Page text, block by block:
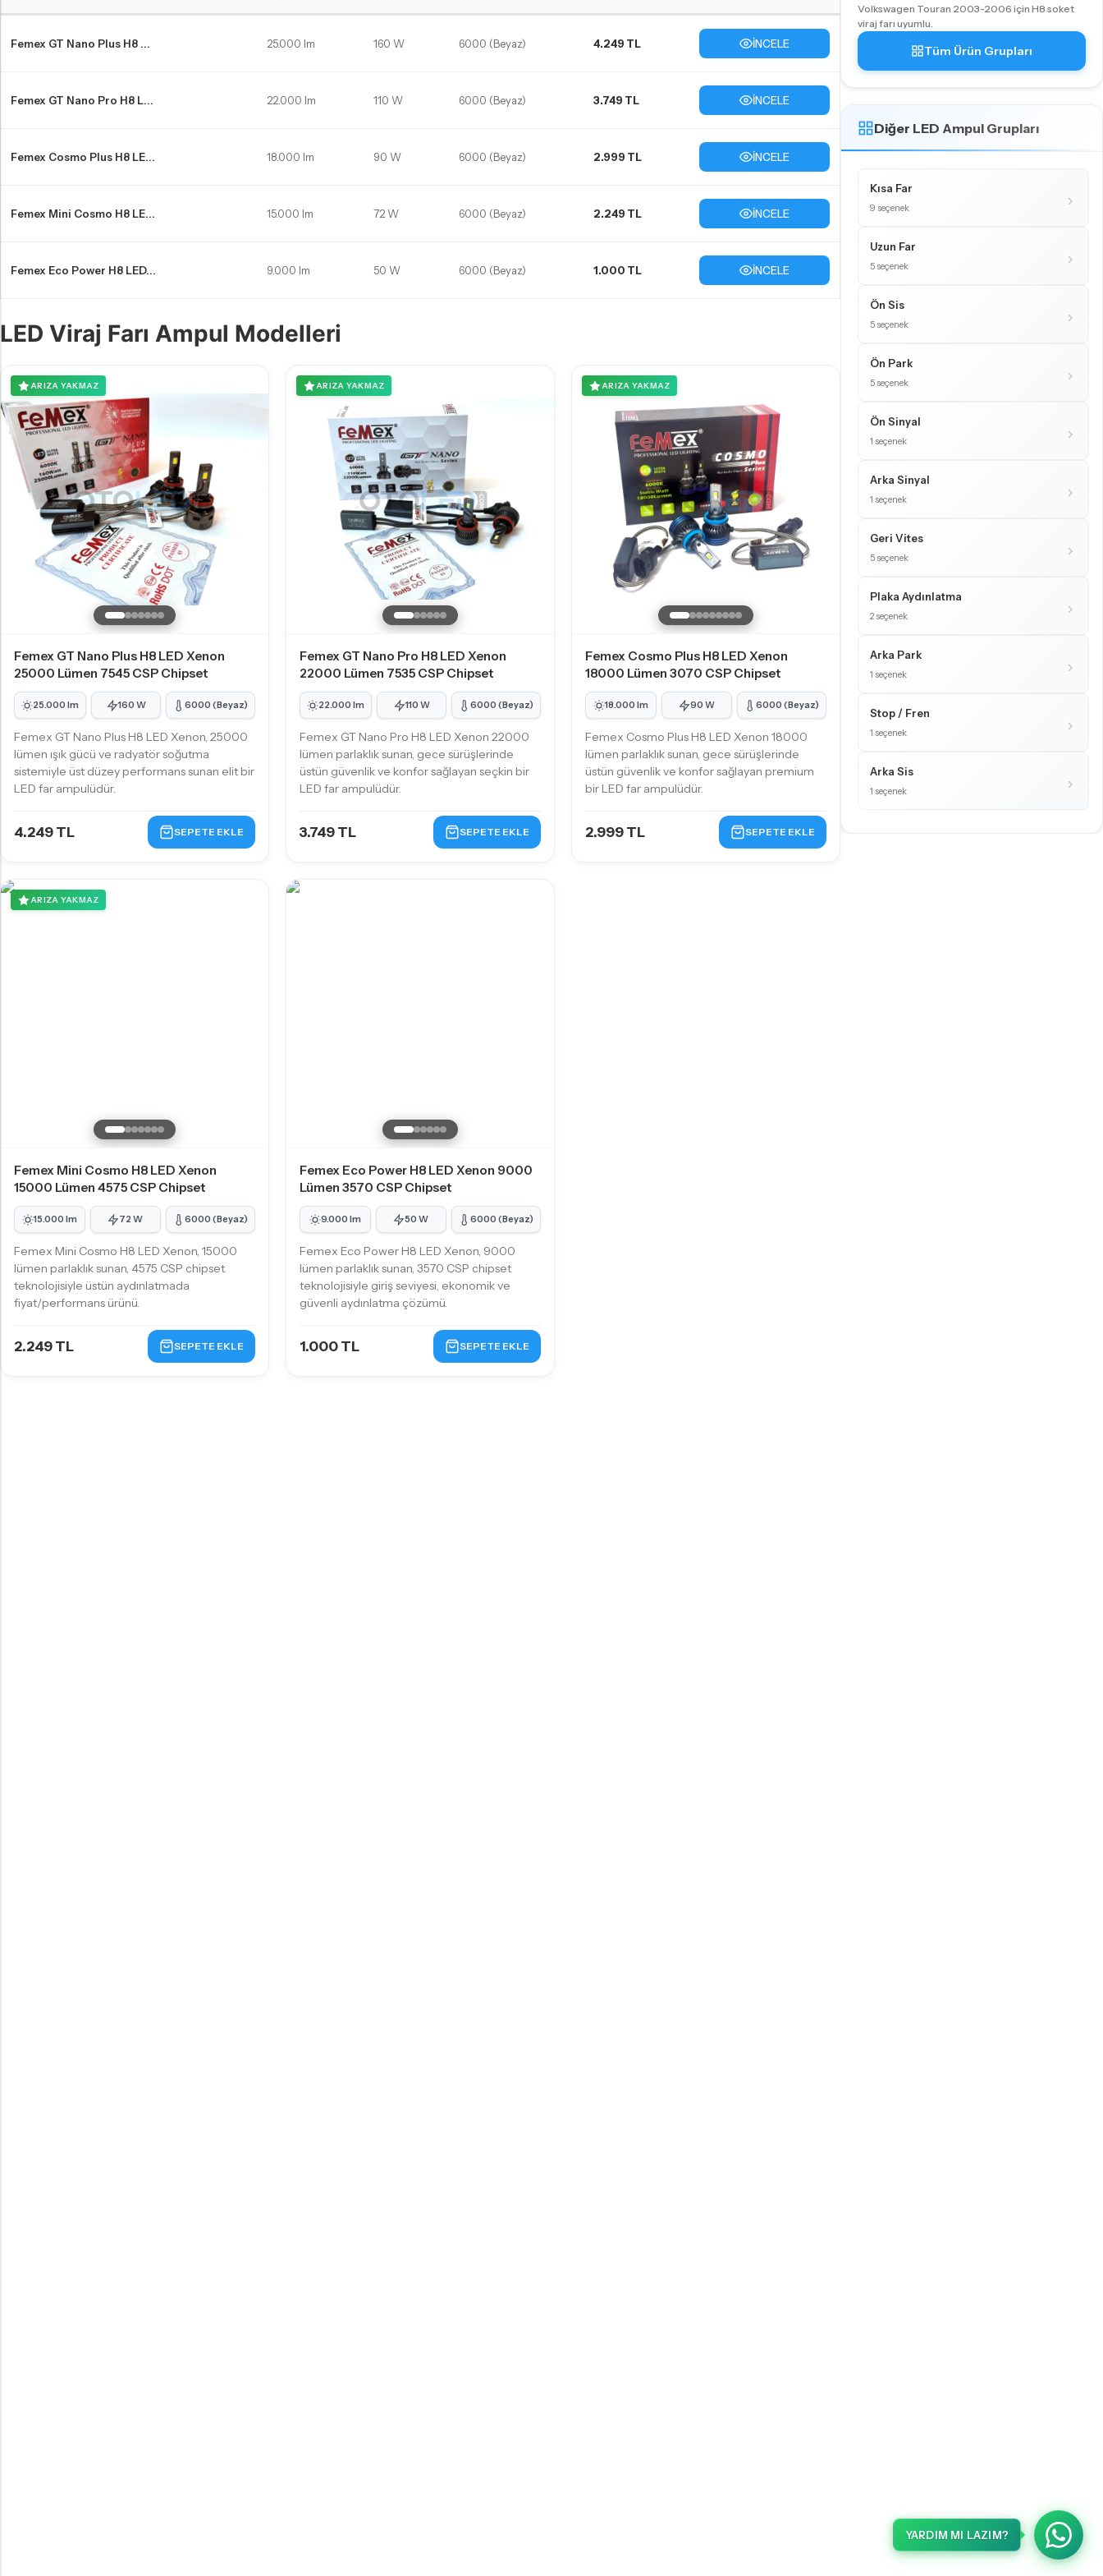
Femex GT Nano Plus H8 ... 25.000 lm 160 W 6000 (Beyaz) 4.249 TL İNCELE
Femex GT Nano Pro H8 L... 22.000 lm 110 W 6000 (Beyaz) 3.749 TL İNCELE
Femex Cosmo Plus H8 LE... 18.000 lm 90 W 6000 (Beyaz) 2.999 TL İNCELE
Femex Mini Cosmo H8 LE... 15.000 lm 72 W 6000 (Beyaz) 2.249 TL İNCELE
Femex Eco Power H8 LED... 9.000 lm 50 W 6000 (Beyaz) 1.000 TL İNCELE
LED Viraj Farı Ampul Modelleri
ARIZA YAKMAZ
Femex GT Nano Plus H8 LED Xenon
25000 Lümen 7545 CSP Chipset
25.000 lm 160 W 6000 (Beyaz)
Femex GT Nano Plus H8 LED Xenon, 25000
lümen ışık gücü ve radyatör soğutma
sistemiyle üst düzey performans sunan elit bir
LED far ampulüdür.
4.249 TL SEPETE EKLE
ARIZA YAKMAZ
Femex GT Nano Pro H8 LED Xenon
22000 Lümen 7535 CSP Chipset
22.000 lm 110 W 6000 (Beyaz)
Femex GT Nano Pro H8 LED Xenon 22000
lümen parlaklık sunan, gece sürüşlerinde
üstün güvenlik ve konfor sağlayan seçkin bir
LED far ampulüdür.
3.749 TL SEPETE EKLE
ARIZA YAKMAZ
Femex Cosmo Plus H8 LED Xenon
18000 Lümen 3070 CSP Chipset
18.000 lm 90 W 6000 (Beyaz)
Femex Cosmo Plus H8 LED Xenon 18000
lümen parlaklık sunan, gece sürüşlerinde
üstün güvenlik ve konfor sağlayan premium
bir LED far ampulüdür.
2.999 TL SEPETE EKLE
ARIZA YAKMAZ
Femex Mini Cosmo H8 LED Xenon
15000 Lümen 4575 CSP Chipset
15.000 lm 72 W 6000 (Beyaz)
Femex Mini Cosmo H8 LED Xenon, 15000
lümen parlaklık sunan, 4575 CSP chipset
teknolojisiyle üstün aydınlatmada
fiyat/performans ürünü.
2.249 TL SEPETE EKLE
Femex Eco Power H8 LED Xenon 9000
Lümen 3570 CSP Chipset
9.000 lm 50 W 6000 (Beyaz)
Femex Eco Power H8 LED Xenon, 9000
lümen parlaklık sunan, 3570 CSP chipset
teknolojisiyle giriş seviyesi, ekonomik ve
güvenli aydınlatma çözümü.
1.000 TL SEPETE EKLE
Volkswagen Touran 2003-2006 için H8 soket
viraj farı uyumlu.
Tüm Ürün Grupları
Diğer LED Ampul Grupları
Kısa Far
9 seçenek
Uzun Far
5 seçenek
Ön Sis
5 seçenek
Ön Park
5 seçenek
Ön Sinyal
1 seçenek
Arka Sinyal
1 seçenek
Geri Vites
5 seçenek
Plaka Aydınlatma
2 seçenek
Arka Park
1 seçenek
Stop / Fren
1 seçenek
Arka Sis
1 seçenek
YARDIM MI LAZIM?